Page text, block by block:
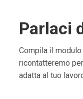
Parlaci
Compila il
ricontatteremo
adatta al tuo